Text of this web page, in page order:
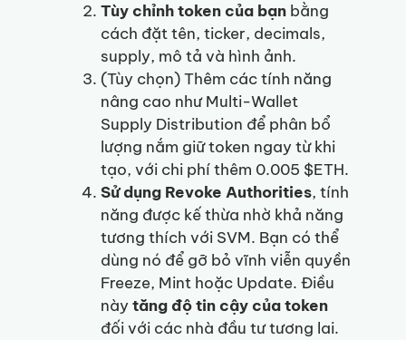
Tùy chỉnh token của bạn bằng
cách đặt tên, ticker, decimals,
supply, mô tả và hình ảnh.
(Tùy chọn) Thêm các tính năng
nâng cao như Multi-Wallet
Supply Distribution để phân bổ
lượng nắm giữ token ngay từ khi
tạo, với chi phí thêm 0.005 $ETH.
Sử dụng Revoke Authorities, tính
năng được kế thừa nhờ khả năng
tương thích với SVM. Bạn có thể
dùng nó để gỡ bỏ vĩnh viễn quyền
Freeze, Mint hoặc Update. Điều
nàytăng độ tin cậy của token
đối với các nhà đầu tư tương lai.